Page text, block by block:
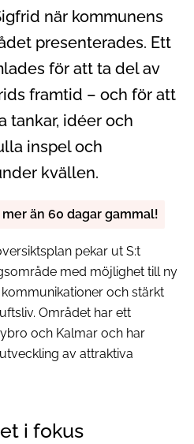
när kommunens
presenterades. Ett
för att ta del av
framtid – och för att
tankar, idéer och
inspel och
kvällen.
än 60 dagar gammal!
pekar ut S:t
med möjlighet till ny
och stärkt
Området har ett
och Kalmar och har
av attraktiva
i fokus